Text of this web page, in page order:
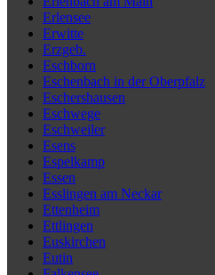
Erlensee
Erwitte
Erzgeb.
Eschborn
Eschenbach in der Oberpfalz
Eschershausen
Eschwege
Eschweiler
Esens
Espelkamp
Essen
Esslingen am Neckar
Ettenheim
Ettlingen
Euskirchen
Eutin